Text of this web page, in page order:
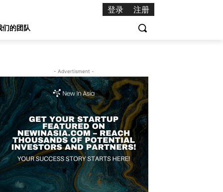
登录
注册
们的团队
- Advertisment -